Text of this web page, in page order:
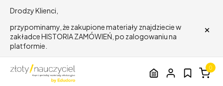
Drodzy Klienci,
przypominamy, że zakupione materiały znajdziecie w
zakładce HISTORIA ZAMÓWIEŃ, po zalogowaniu na
platformie.
×
0